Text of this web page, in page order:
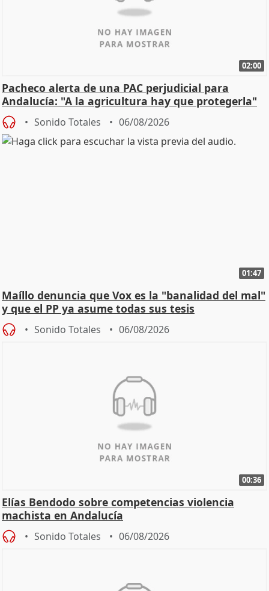
02:00
Pacheco alerta de una PAC perjudicial para
Andalucía: "A la agricultura hay que protegerla"
Sonido Totales 06/08/2026
01:47
Maíllo denuncia que Vox es la "banalidad del mal"
y que el PP ya asume todas sus tesis
Sonido Totales 06/08/2026
00:36
Elías Bendodo sobre competencias violencia
machista en Andalucía
Sonido Totales 06/08/2026